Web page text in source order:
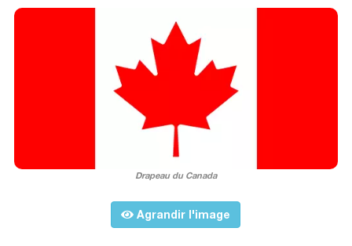
Drapeau du Canada
Agrandir l'image